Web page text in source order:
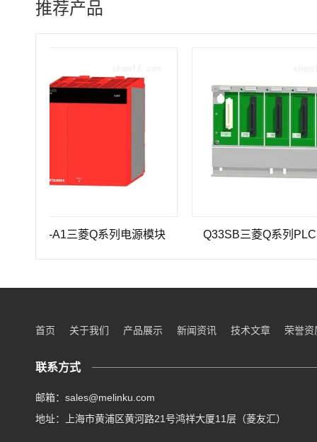
推荐产品
A1三菱Q系列电源模块 Q33SB三菱Q系列PLC主基板
首页 关于我们 产品展示 新闻资讯 技术文章 荣誉资
联系方式
邮箱：sales@melinku.com
地址：上海市黄浦区黄河路21号鸿祥大厦11层（菱友汇）